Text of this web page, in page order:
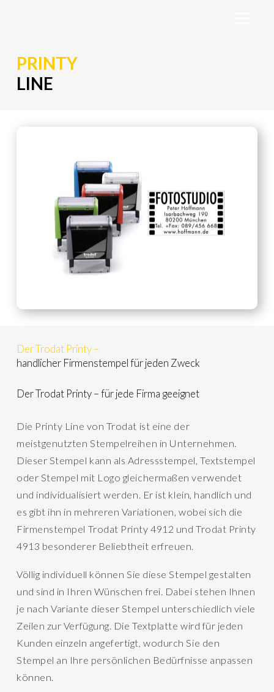
PRINTY
LINE
Der Trodat Printy –
handlicher Firmenstempel für jeden Zweck
Der Trodat Printy – für jede Firma geeignet
Die Printy Line von Trodat ist eine der
meistgenutzten Stempelreihen in Unternehmen.
Dieser Stempel kann als Adressstempel, Textstempel
oder Stempel mit Logo gleichermaßen verwendet
und individualisiert werden. Er ist klein, handlich und
es gibt ihn in mehreren Variationen, wobei sich die
Firmenstempel Trodat Printy 4912 und Trodat Printy
4913 besonderer Beliebtheit erfreuen.
Völlig individuell können Sie diese Stempel gestalten
und sind in Ihren Wünschen frei. Dabei stehen Ihnen
je nach Variante dieser Stempel unterschiedlich viele
Zeilen zur Verfügung. Die Textplatte wird für jeden
Kunden einzeln angefertigt, wodurch Sie den
Stempel an Ihre persönlichen Bedürfnisse anpassen
können.